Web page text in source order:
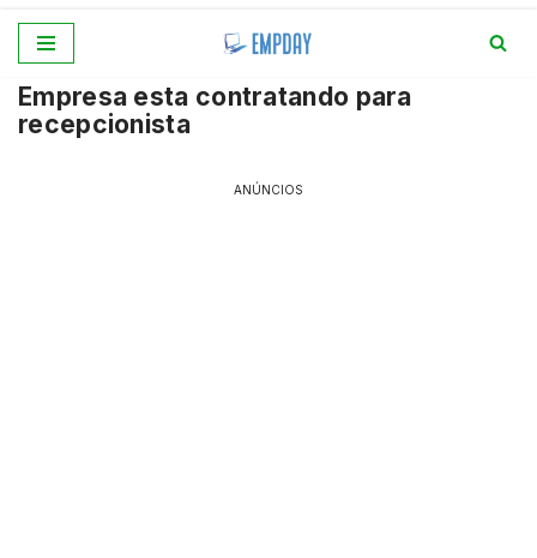
para
o
Empresa esta contratando para
recepcionista
ANÚNCIOS